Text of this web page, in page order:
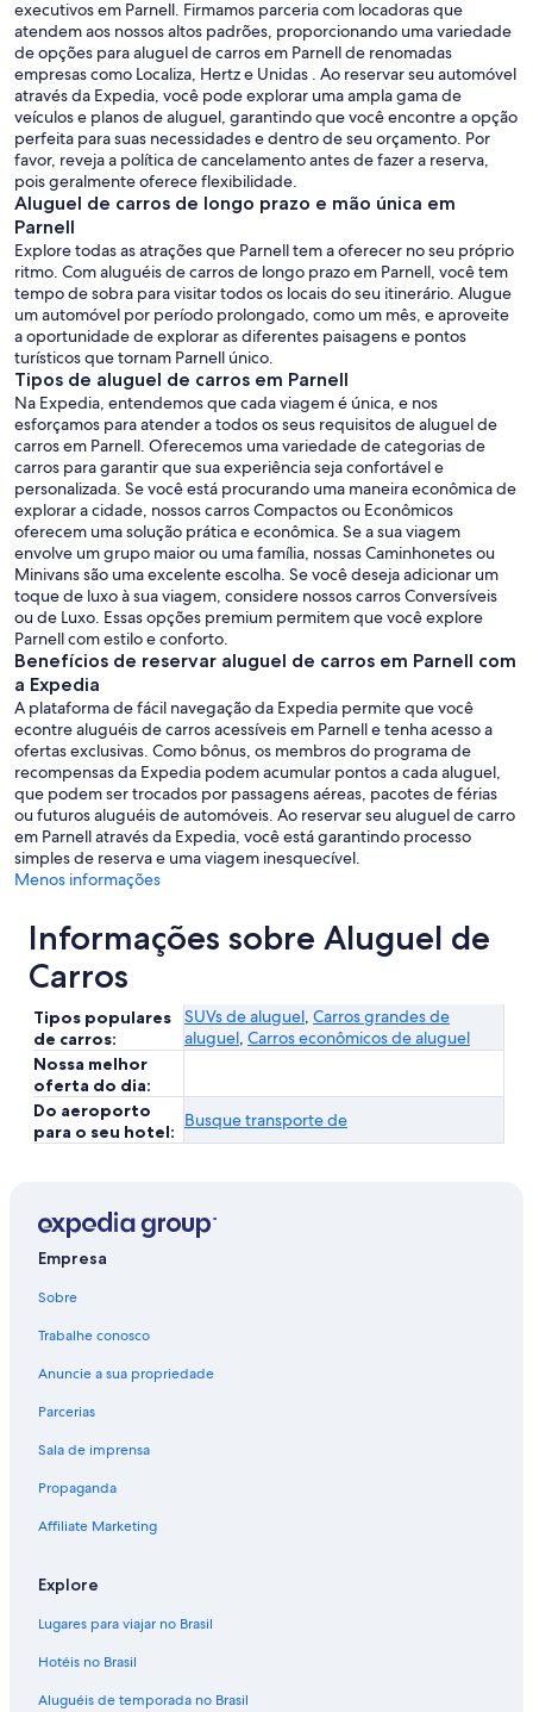
executivos em Parnell. Firmamos parceria com locadoras que
atendem aos nossos altos padrões, proporcionando uma variedade
de opções para aluguel de carros em Parnell de renomadas
empresas como Localiza, Hertz e Unidas . Ao reservar seu automóvel
através da Expedia, você pode explorar uma ampla gama de
veículos e planos de aluguel, garantindo que você encontre a opção
perfeita para suas necessidades e dentro de seu orçamento. Por
favor, reveja a política de cancelamento antes de fazer a reserva,
pois geralmente oferece flexibilidade.
Aluguel de carros de longo prazo e mão única em
Parnell
Explore todas as atrações que Parnell tem a oferecer no seu próprio
ritmo. Com aluguéis de carros de longo prazo em Parnell, você tem
tempo de sobra para visitar todos os locais do seu itinerário. Alugue
um automóvel por período prolongado, como um mês, e aproveite
a oportunidade de explorar as diferentes paisagens e pontos
turísticos que tornam Parnell único.
Tipos de aluguel de carros em Parnell
Na Expedia, entendemos que cada viagem é única, e nos
esforçamos para atender a todos os seus requisitos de aluguel de
carros em Parnell. Oferecemos uma variedade de categorias de
carros para garantir que sua experiência seja confortável e
personalizada. Se você está procurando uma maneira econômica de
explorar a cidade, nossos carros Compactos ou Econômicos
oferecem uma solução prática e econômica. Se a sua viagem
envolve um grupo maior ou uma família, nossas Caminhonetes ou
Minivans são uma excelente escolha. Se você deseja adicionar um
toque de luxo à sua viagem, considere nossos carros Conversíveis
ou de Luxo. Essas opções premium permitem que você explore
Parnell com estilo e conforto.
Benefícios de reservar aluguel de carros em Parnell com
a Expedia
A plataforma de fácil navegação da Expedia permite que você
econtre aluguéis de carros acessíveis em Parnell e tenha acesso a
ofertas exclusivas. Como bônus, os membros do programa de
recompensas da Expedia podem acumular pontos a cada aluguel,
que podem ser trocados por passagens aéreas, pacotes de férias
ou futuros aluguéis de automóveis. Ao reservar seu aluguel de carro
em Parnell através da Expedia, você está garantindo processo
simples de reserva e uma viagem inesquecível.
Menos informações
Informações sobre Aluguel de
Carros
Tipos populares
de carros:
SUVs de aluguel, Carros grandes de
aluguel, Carros econômicos de aluguel
Nossa melhor
oferta do dia:
Do aeroporto
para o seu hotel:
Busque transporte de
Empresa
Sobre
Trabalhe conosco
Anuncie a sua propriedade
Parcerias
Sala de imprensa
Propaganda
Affiliate Marketing
Explore
Lugares para viajar no Brasil
Hotéis no Brasil
Aluguéis de temporada no Brasil